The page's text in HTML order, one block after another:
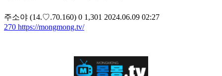
주소야 (14.♡.70.160) 0 1,301 2024.06.09 02:27
270 https://mongmong.tv/